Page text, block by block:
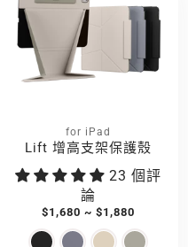
for iPad
Lift 增高支架保護殼
23 個評
論
$1,680 ~ $1,880